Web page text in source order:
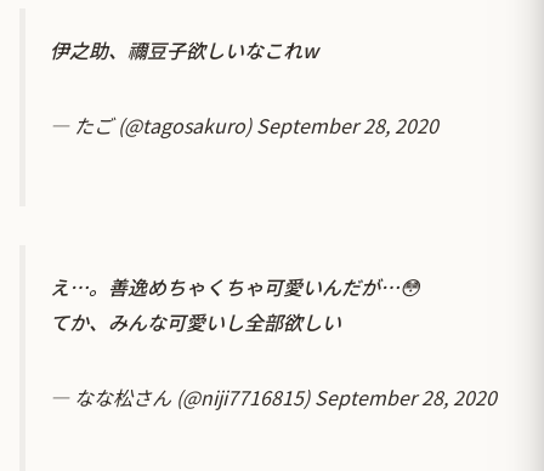
伊之助、禰豆子欲しいなこれw
— たご (@tagosakuro)September 28, 2020
え…。善逸めちゃくちゃ可愛いんだが…😳
てか、みんな可愛いし全部欲しい
— なな松さん (@niji7716815)September 28, 2020